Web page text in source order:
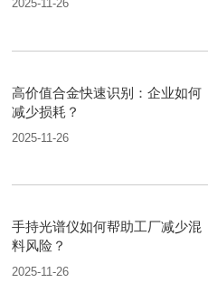
2025-11-26
高价值合金快速识别：企业如何
减少损耗？
2025-11-26
手持光谱仪如何帮助工厂减少混
料风险？
2025-11-26